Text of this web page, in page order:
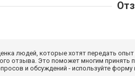
людей, которые хотят передать
отзыва. Это поможет многим
и обсуждений - используйте форму